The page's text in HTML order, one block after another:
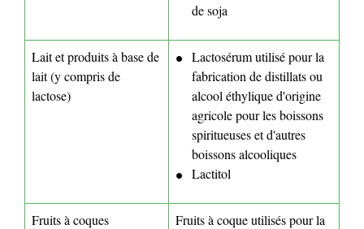
de soja
Lait et produits à base de
lait (y compris de
lactose)
Lactosérum utilisé pour la
fabrication de distillats ou
alcool éthylique d'origine
agricole pour les boissons
spiritueuses et d'autres
boissons alcooliques
Lactitol
Fruits à coques
Fruits à coque utilisés pour la